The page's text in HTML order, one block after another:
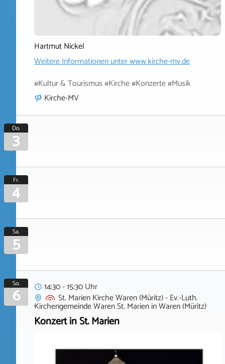
Hartmut Nickel
Weitere Informationen unterwww.kirche-mv.de
#Kultur & Tourismus #Kirche #Konzerte #Musik
Kirche-MV
Do.
3
Fr.
4
Sa.
5
So.
6
14:30 - 15:30 Uhr
St. Marien Kirche Waren (Müritz) - Ev.-Luth.
Kirchengemeinde Waren St. MarieninWaren (Müritz)
Konzert in St. Marien